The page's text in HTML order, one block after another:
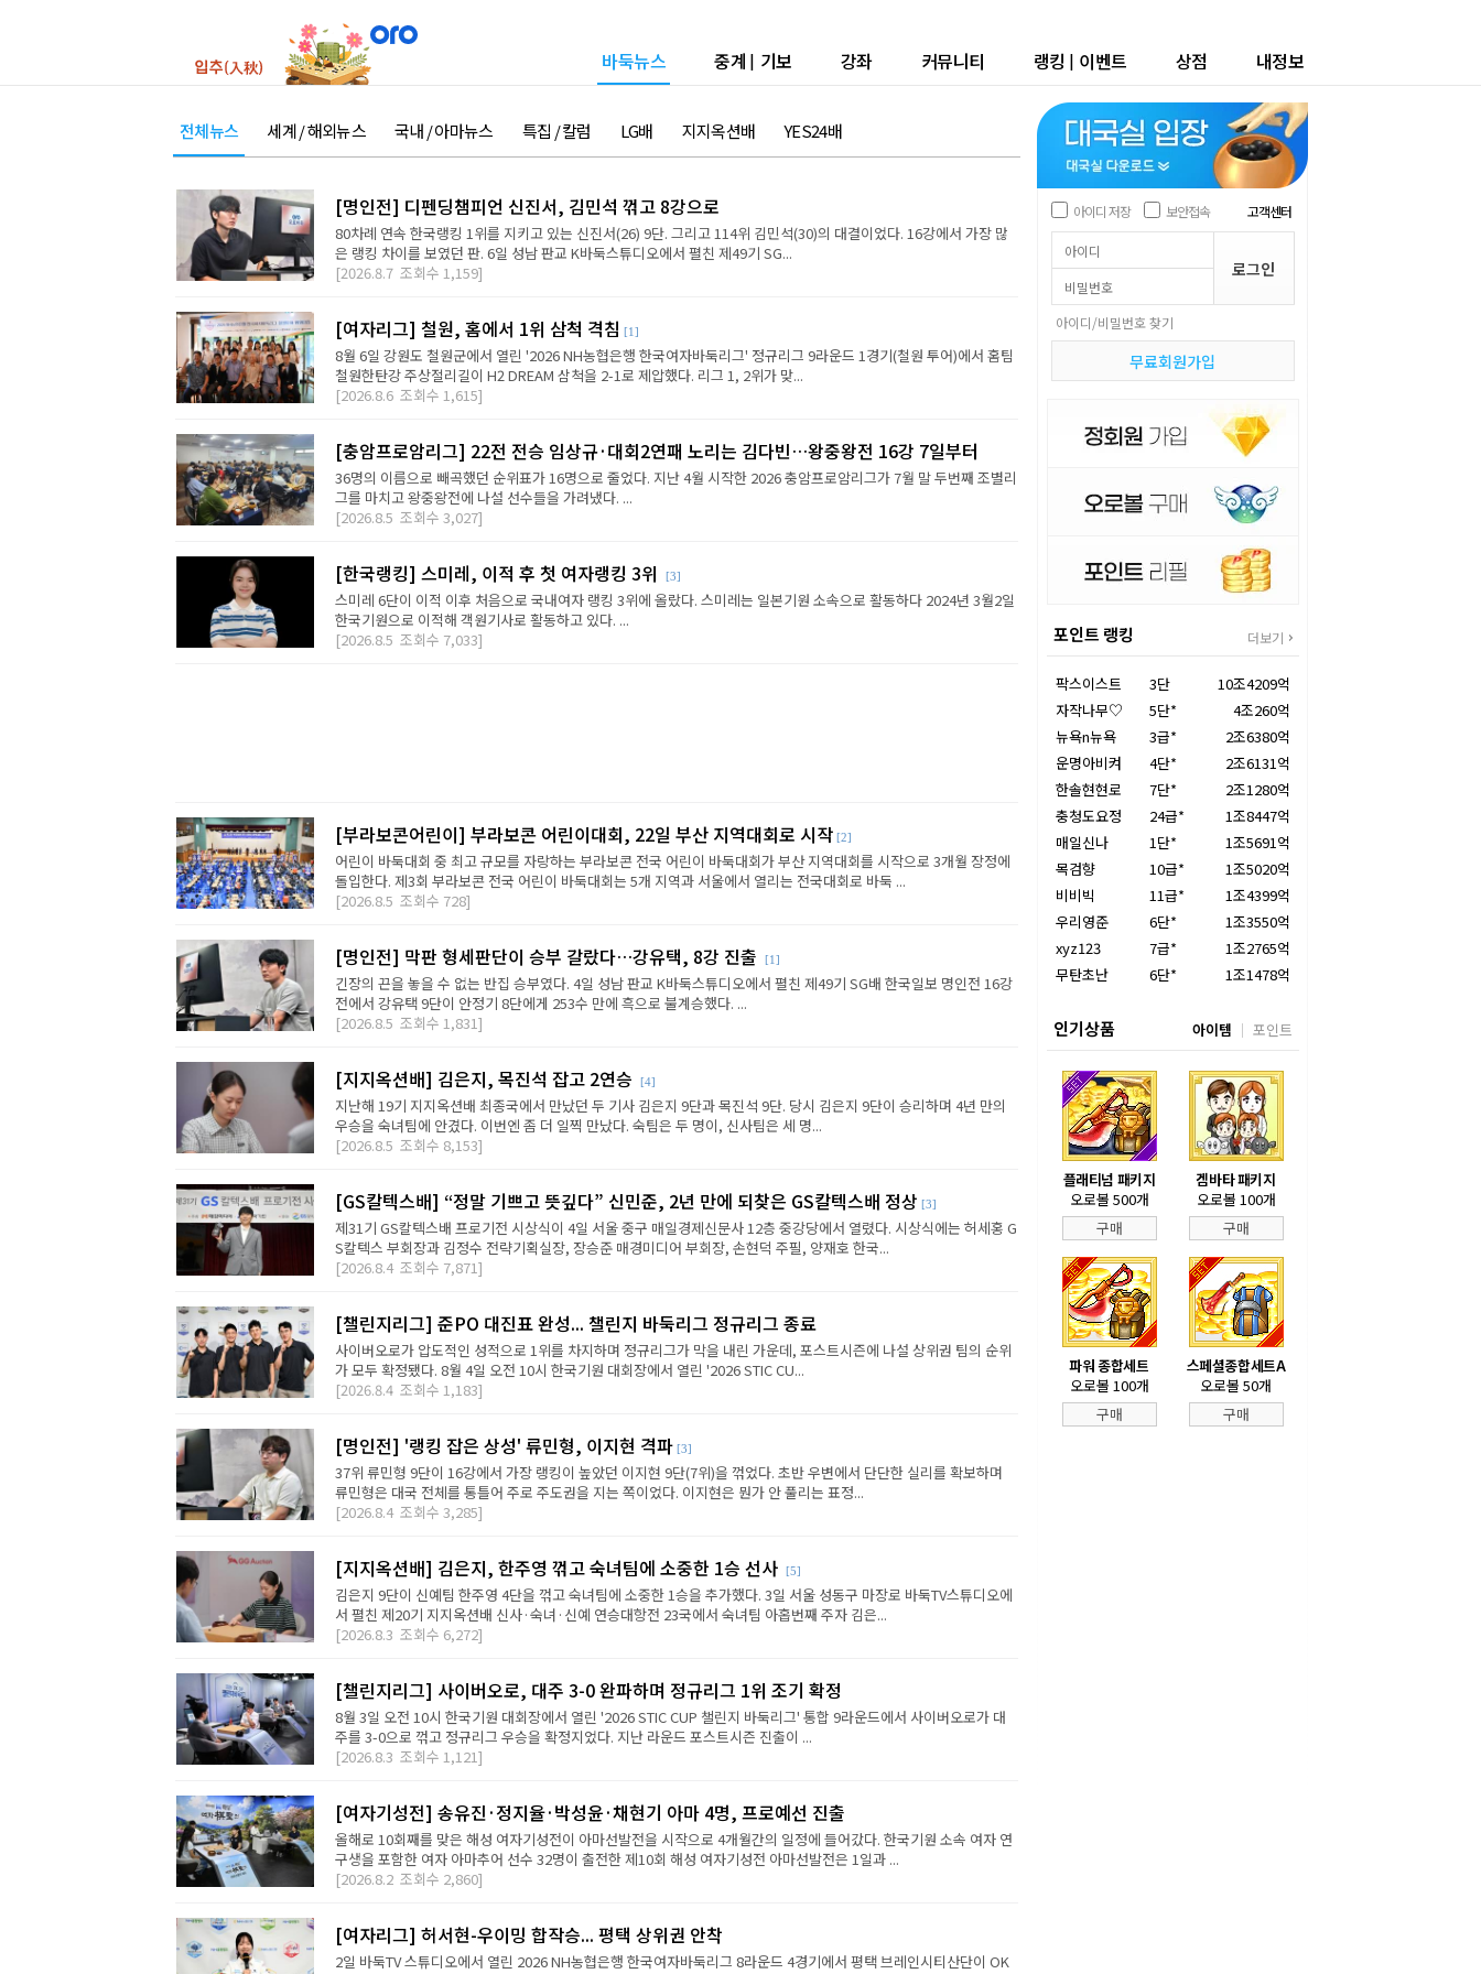
바둑뉴스 중계 | 기보 강좌 커뮤니티 랭킹 | 이벤트 상점 내정보
전체뉴스 세계 / 해외뉴스 국내 / 아마뉴스 특집 / 칼럼 LG배 지지옥션배 YES24배
[명인전] 디펜딩챔피언 신진서, 김민석 꺾고 8강으로
80차례 연속 한국랭킹 1위를 지키고 있는 신진서(26) 9단. 그리고 114위 김민석(30)의 대결이었다. 16강에서 가장 많
은 랭킹 차이를 보였던 판. 6일 성남 판교 K바둑스튜디오에서 펼친 제49기 SG...
[2026.8.7 조회수 1,159]
[여자리그] 철원, 홈에서 1위 삼척 격침 [1]
8월 6일 강원도 철원군에서 열린 '2026 NH농협은행 한국여자바둑리그' 정규리그 9라운드 1경기(철원 투어)에서 홈팀
철원한탄강 주상절리길이 H2 DREAM 삼척을 2-1로 제압했다. 리그 1, 2위가 맞...
[2026.8.6 조회수 1,615]
[충암프로암리그] 22전 전승 임상규·대회2연패 노리는 김다빈…왕중왕전 16강 7일부터
36명의 이름으로 빼곡했던 순위표가 16명으로 줄었다. 지난 4월 시작한 2026 충암프로암리그가 7월 말 두번째 조별리
그를 마치고 왕중왕전에 나설 선수들을 가려냈다. ...
[2026.8.5 조회수 3,027]
[한국랭킹] 스미레, 이적 후 첫 여자랭킹 3위 [3]
스미레 6단이 이적 이후 처음으로 국내여자 랭킹 3위에 올랐다. 스미레는 일본기원 소속으로 활동하다 2024년 3월2일
한국기원으로 이적해 객원기사로 활동하고 있다. ...
[2026.8.5 조회수 7,033]
[부라보콘어린이] 부라보콘 어린이대회, 22일 부산 지역대회로 시작 [2]
어린이 바둑대회 중 최고 규모를 자랑하는 부라보콘 전국 어린이 바둑대회가 부산 지역대회를 시작으로 3개월 장정에
돌입한다. 제3회 부라보콘 전국 어린이 바둑대회는 5개 지역과 서울에서 열리는 전국대회로 바둑 ...
[2026.8.5 조회수 728]
[명인전] 막판 형세판단이 승부 갈랐다…강유택, 8강 진출 [1]
긴장의 끈을 놓을 수 없는 반집 승부였다. 4일 성남 판교 K바둑스튜디오에서 펼친 제49기 SG배 한국일보 명인전 16강
전에서 강유택 9단이 안정기 8단에게 253수 만에 흑으로 불계승했다. ...
[2026.8.5 조회수 1,831]
[지지옥션배] 김은지, 목진석 잡고 2연승 [4]
지난해 19기 지지옥션배 최종국에서 만났던 두 기사 김은지 9단과 목진석 9단. 당시 김은지 9단이 승리하며 4년 만의
우승을 숙녀팀에 안겼다. 이번엔 좀 더 일찍 만났다. 숙팀은 두 명이, 신사팀은 세 명...
[2026.8.5 조회수 8,153]
[GS칼텍스배] “정말 기쁘고 뜻깊다” 신민준, 2년 만에 되찾은 GS칼텍스배 정상 [3]
제31기 GS칼텍스배 프로기전 시상식이 4일 서울 중구 매일경제신문사 12층 중강당에서 열렸다. 시상식에는 허세홍 G
S칼텍스 부회장과 김정수 전략기획실장, 장승준 매경미디어 부회장, 손현덕 주필, 양재호 한국...
[2026.8.4 조회수 7,871]
[챌린지리그] 준PO 대진표 완성... 챌린지 바둑리그 정규리그 종료
사이버오로가 압도적인 성적으로 1위를 차지하며 정규리그가 막을 내린 가운데, 포스트시즌에 나설 상위권 팀의 순위
가 모두 확정됐다. 8월 4일 오전 10시 한국기원 대회장에서 열린 '2026 STIC CU...
[2026.8.4 조회수 1,183]
[명인전] '랭킹 잡은 상성' 류민형, 이지현 격파 [3]
37위 류민형 9단이 16강에서 가장 랭킹이 높았던 이지현 9단(7위)을 꺾었다. 초반 우변에서 단단한 실리를 확보하며
류민형은 대국 전체를 통틀어 주로 주도권을 지는 쪽이었다. 이지현은 뭔가 안 풀리는 표정...
[2026.8.4 조회수 3,285]
[지지옥션배] 김은지, 한주영 꺾고 숙녀팀에 소중한 1승 선사 [5]
김은지 9단이 신예팀 한주영 4단을 꺾고 숙녀팀에 소중한 1승을 추가했다. 3일 서울 성동구 마장로 바둑TV스튜디오에
서 펼친 제20기 지지옥션배 신사·숙녀·신예 연승대항전 23국에서 숙녀팀 아홉번째 주자 김은...
[2026.8.3 조회수 6,272]
[챌린지리그] 사이버오로, 대주 3-0 완파하며 정규리그 1위 조기 확정
8월 3일 오전 10시 한국기원 대회장에서 열린 '2026 STIC CUP 챌린지 바둑리그' 통합 9라운드에서 사이버오로가 대
주를 3-0으로 꺾고 정규리그 우승을 확정지었다. 지난 라운드 포스트시즌 진출이 ...
[2026.8.3 조회수 1,121]
[여자기성전] 송유진·정지율·박성윤·채현기 아마 4명, 프로예선 진출
올해로 10회째를 맞은 해성 여자기성전이 아마선발전을 시작으로 4개월간의 일정에 들어갔다. 한국기원 소속 여자 연
구생을 포함한 여자 아마추어 선수 32명이 출전한 제10회 해성 여자기성전 아마선발전은 1일과 ...
[2026.8.2 조회수 2,860]
[여자리그] 허서현-우이밍 합작승... 평택 상위권 안착
2일 바둑TV 스튜디오에서 열린 2026 NH농협은행 한국여자바둑리그 8라운드 4경기에서 평택 브레인시티산단이 OK
아이디 저장 보안접속 고객센터
아이디/비밀번호 찾기
무료회원가입
포인트 랭킹 더보기
팍스이스트 3단
10조4209억
자작나무♡
5단*
4조260억
뉴욕n뉴욕
3급*
2조6380억
운명아비켜
4단*
2조6131억
한솔현현로
7단*
2조1280억
충청도요정
24급*
1조8447억
매일신나
1단*
1조5691억
목검향
10급*
1조5020억
비비빅
11급*
1조4399억
우리영준
6단*
1조3550억
xyz123
7급*
1조2765억
무탄초난
6단* 1조1478억
인기상품 아이템 포인트
플래티넘 패키지
오로볼 500개
구매
겜바타 패키지
오로볼 100개
구매
파워 종합세트
오로볼 100개
구매
스페셜종합세트A
오로볼 50개
구매